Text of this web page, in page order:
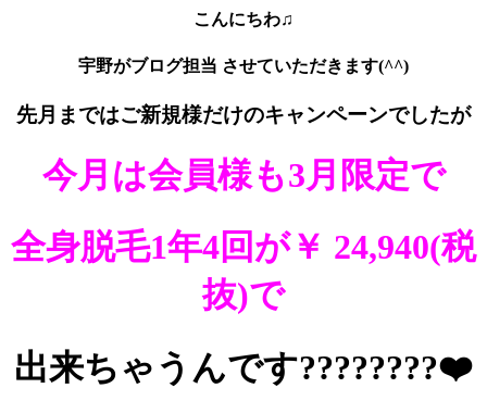
こんにちわ♫
宇野がブログ担当 させていただきます(^^)
先月まではご新規様だけのキャンペーンでしたが
今月は会員様も3月限定で
全身脱毛1年4回が￥ 24,940(税
抜)で
出来ちゃうんです????????❤️